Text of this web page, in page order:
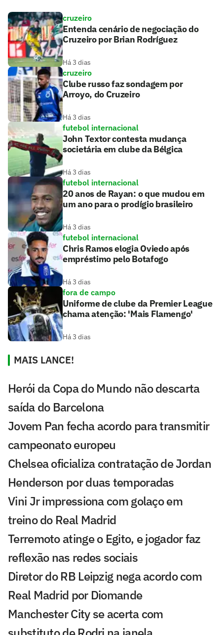
cruzeiro
Entenda cenário de negociação do
Cruzeiro por Brian Rodríguez
Há 3 dias
cruzeiro
Clube russo faz sondagem por
Arroyo, do Cruzeiro
Há 3 dias
futebol internacional
John Textor contesta mudança
societária em clube da Bélgica
Há 3 dias
futebol internacional
20 anos de Rayan: o que mudou em
um ano para o prodígio brasileiro
Há 3 dias
futebol internacional
Chris Ramos elogia Oviedo após
empréstimo pelo Botafogo
Há 3 dias
fora de campo
Uniforme de clube da Premier League
chama atenção: 'Mais Flamengo'
Há 3 dias
MAIS LANCE!
Herói da Copa do Mundo não descarta
saída do Barcelona
Jovem Pan fecha acordo para transmitir
campeonato europeu
Chelsea oficializa contratação de Jordan
Henderson por duas temporadas
Vini Jr impressiona com golaço em
treino do Real Madrid
Terremoto atinge o Egito, e jogador faz
reflexão nas redes sociais
Diretor do RB Leipzig nega acordo com
Real Madrid por Diomande
Manchester City se acerta com